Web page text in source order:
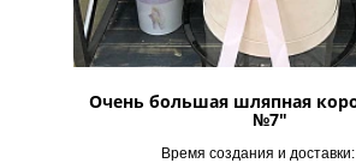
Очень большая шляпная
№7"
Время создания и